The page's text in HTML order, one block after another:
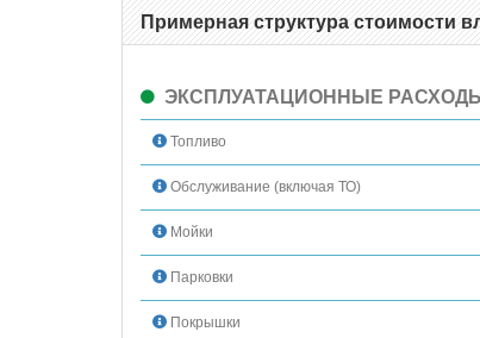
Примерная структура стоимости
ЭКСПЛУАТАЦИОННЫЕ РАСХОДЫ
Топливо
Обслуживание (включая ТО)
Мойки
Парковки
Покрышки